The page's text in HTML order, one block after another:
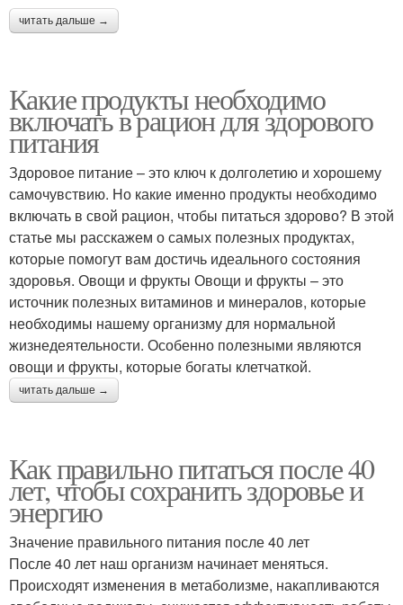
читать дальше →
Какие продукты необходимо
включать в рацион для здорового
питания
Здоровое питание – это ключ к долголетию и хорошему
самочувствию. Но какие именно продукты необходимо
включать в свой рацион, чтобы питаться здорово? В этой
статье мы расскажем о самых полезных продуктах,
которые помогут вам достичь идеального состояния
здоровья. Овощи и фрукты Овощи и фрукты – это
источник полезных витаминов и минералов, которые
необходимы нашему организму для нормальной
жизнедеятельности. Особенно полезными являются
овощи и фрукты, которые богаты клетчаткой.
читать дальше →
Как правильно питаться после 40
лет, чтобы сохранить здоровье и
энергию
Значение правильного питания после 40 лет
После 40 лет наш организм начинает меняться.
Происходят изменения в метаболизме, накапливаются